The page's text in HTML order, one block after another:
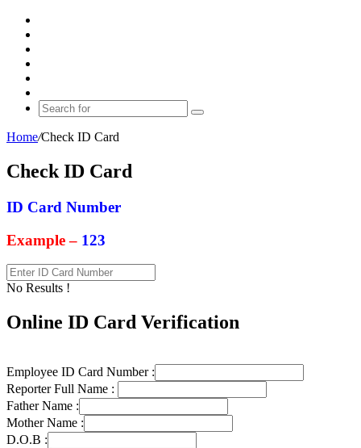
skin
Search
Home/Check ID Card
Check ID Card
ID Card Number
Example – 123
No Results !
Online ID Card Verification
Employee ID Card Number :
Reporter Full Name :
Father Name :
Mother Name :
D.O.B :